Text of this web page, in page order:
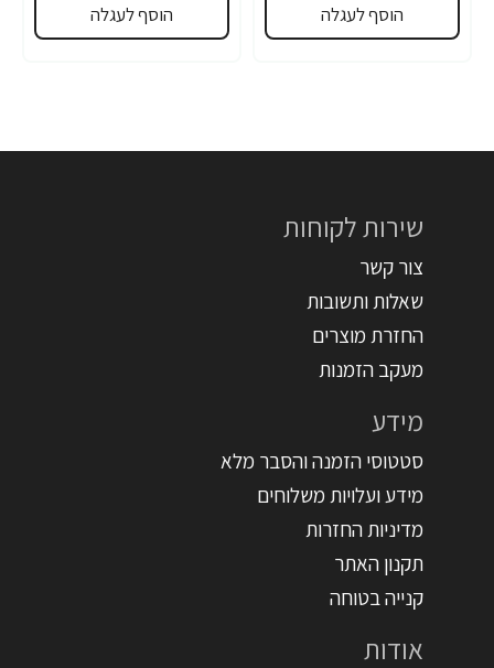
הוסף לעגלה הוסף לעגלה
שירות לקוחות
צור קשר
שאלות ותשובות
החזרת מוצרים
מעקב הזמנות
מידע
סטטוסי הזמנה והסבר מלא
מידע ועלויות משלוחים
מדיניות החזרות
תקנון האתר
קנייה בטוחה
אודות